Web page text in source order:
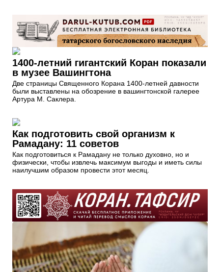
1400-летний гигантский Коран показали
в музее Вашингтона
Две страницы Священного Корана 1400-летней давности
были выставлены на обозрение в вашингтонской галерее
Артура М. Саклера.
Как подготовить свой организм к
Рамадану: 11 советов
Как подготовиться к Рамадану не только духовно, но и
физически, чтобы извлечь максимум выгоды и иметь силы
наилучшим образом провести этот месяц.